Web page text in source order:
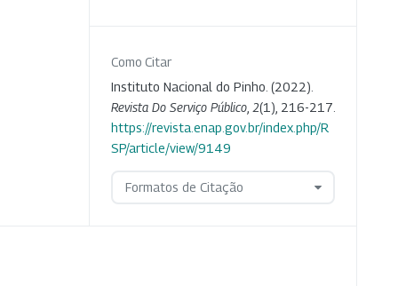
Como Citar
Instituto Nacional do Pinho. (2022).
Revista Do Serviço Público 2(1), 216-217.
https://revista.enap.gov.br/index.php/R
SP/article/view/9149
Formatos de Citação